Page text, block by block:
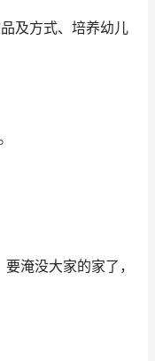
及方式、培养幼儿
淹没大家的家了，